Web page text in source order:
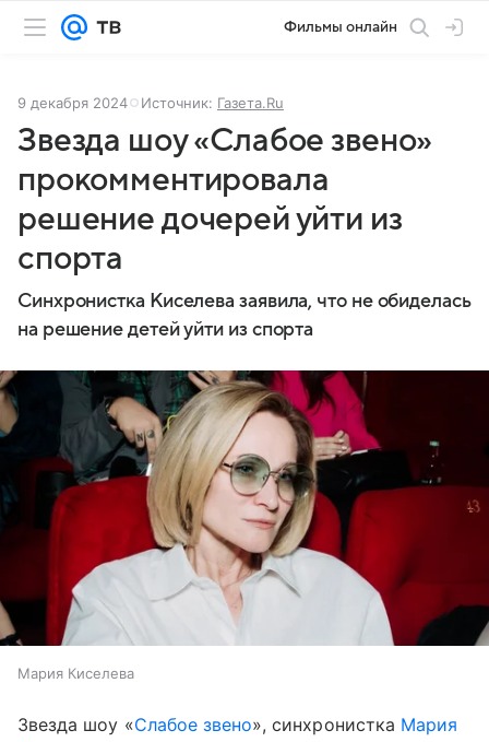
Фильмы онлайн
9 декабря 2024 Источник: Газета.Ru
Звезда шоу «Слабое звено»
прокомментировала
решение дочерей уйти из
спорта
Синхронистка Киселева заявила, что не обиделась
на решение детей уйти из спорта
Мария Киселева
Звезда шоу «Слабое звено», синхронистка Мария